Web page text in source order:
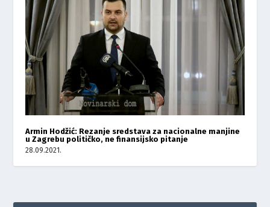
Armin Hodžić: Rezanje sredstava za nacionalne manjine
u Zagrebu političko, ne finansijsko pitanje
28.09.2021.